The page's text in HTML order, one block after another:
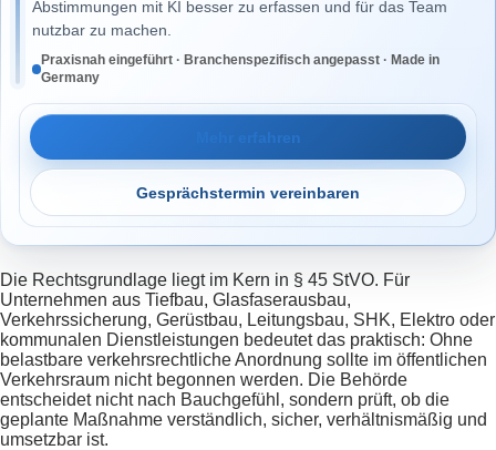
Abstimmungen mit KI besser zu erfassen und für das Team
nutzbar zu machen.
Praxisnah eingeführt · Branchenspezifisch angepasst · Made in
Germany
Mehr erfahren
Gesprächstermin vereinbaren
Die Rechtsgrundlage liegt im Kern in § 45 StVO. Für
Unternehmen aus Tiefbau, Glasfaserausbau,
Verkehrssicherung, Gerüstbau, Leitungsbau, SHK, Elektro oder
kommunalen Dienstleistungen bedeutet das praktisch: Ohne
belastbare verkehrsrechtliche Anordnung sollte im öffentlichen
Verkehrsraum nicht begonnen werden. Die Behörde
entscheidet nicht nach Bauchgefühl, sondern prüft, ob die
geplante Maßnahme verständlich, sicher, verhältnismäßig und
umsetzbar ist.